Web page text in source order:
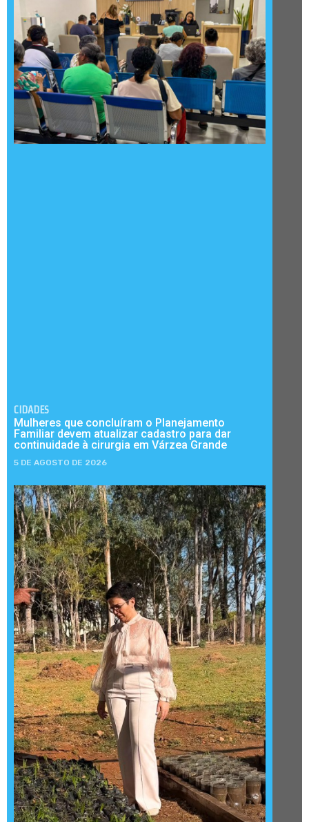
CIDADES
Mulheres que concluíram o Planejamento
Familiar devem atualizar cadastro para dar
continuidade à cirurgia em Várzea Grande
5 DE AGOSTO DE 2026